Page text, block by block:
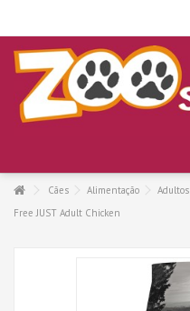
Cães Alimentação Adultos
Free JUST Adult Chicken